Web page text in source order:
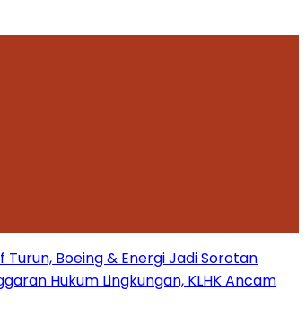
Boeing & Energi Jadi Sorotan
Hukum Lingkungan, KLHK Ancam